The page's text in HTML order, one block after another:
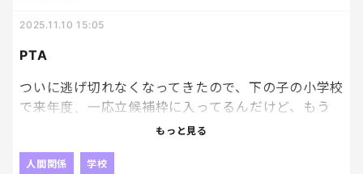
親や先生に相談もできなかったし、辛かったな…で、
そこから嘔吐恐怖症になった。
今は給食も自分で調整できるみたいだけど、子ども
たちはなかなか声を上げられないから、やっぱり大
人がある程度気づいて対処するって大事だと思う。
PTA
2025.11.10 15:05
ついに逃げ切れなくなってきたので、下の子の小学校
で来年度、一応立候補枠に入ってるんだけど、もう
さ、みんな嫌がっているんだからやめるべきだよ
外部委託か任意参加でいいような…そもそもなんで小
もっと見る
人間関係 学校